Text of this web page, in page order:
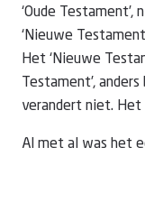
‘Oude
‘Nieuwe
Het ‘Nieuwe
Testament’,
verandert niet. Het
Al met al was het